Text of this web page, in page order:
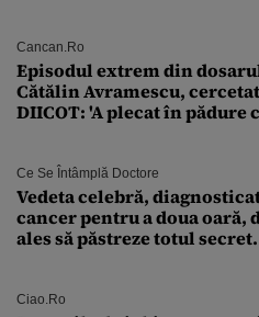
Cancan.ro
Episodul extrem din
Cătălin Avramescu,
DIICOT: 'A plecat în pădure
Ce Se Întâmplă Doctore
Vedeta celebră,
cancer pentru a doua oară,
ales să păstreze totul
Ciao.ro